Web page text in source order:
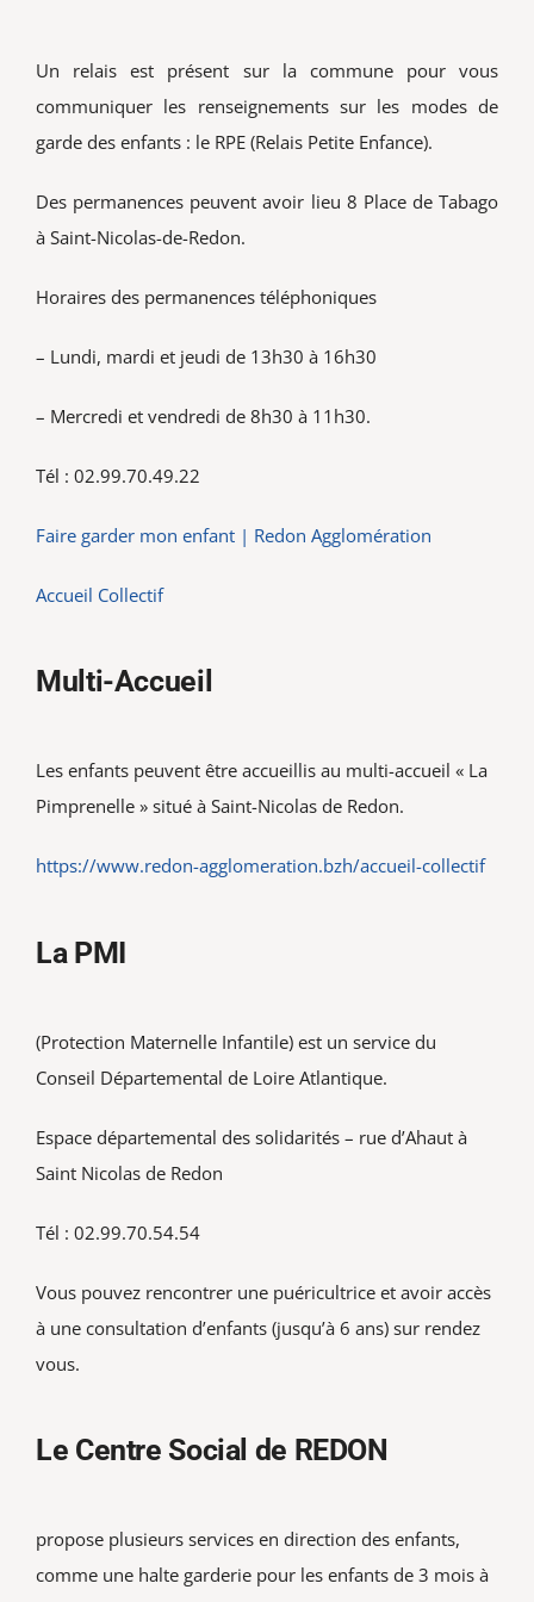
Un relais est présent sur la commune pour vous
communiquer les renseignements sur les modes de
garde des enfants : le RPE (Relais Petite Enfance).
Des permanences peuvent avoir lieu 8 Place de Tabago
à Saint-Nicolas-de-Redon.
Horaires des permanences téléphoniques
– Lundi, mardi et jeudi de 13h30 à 16h30
– Mercredi et vendredi de 8h30 à 11h30.
Tél : 02.99.70.49.22
Faire garder mon enfant | Redon Agglomération
Accueil Collectif
Multi-Accueil
Les enfants peuvent être accueillis au multi-accueil « La
Pimprenelle » situé à Saint-Nicolas de Redon.
https://www.redon-agglomeration.bzh/accueil-collectif
La PMI
(Protection Maternelle Infantile) est un service du
Conseil Départemental de Loire Atlantique.
Espace départemental des solidarités – rue d’Ahaut à
Saint Nicolas de Redon
Tél : 02.99.70.54.54
Vous pouvez rencontrer une puéricultrice et avoir accès
à une consultation d’enfants (jusqu’à 6 ans) sur rendez
vous.
Le Centre Social de REDON
propose plusieurs services en direction des enfants,
comme une halte garderie pour les enfants de 3 mois à